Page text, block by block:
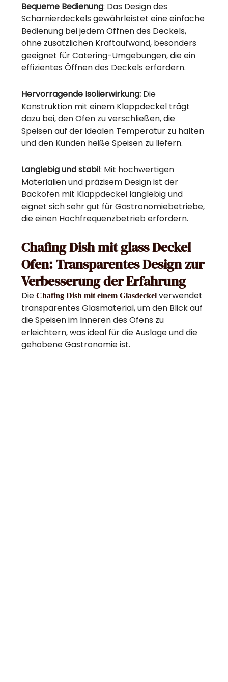
Bequeme Bedienung: Das Design des
Scharnierdeckels gewährleistet eine einfache
Bedienung bei jedem Öffnen des Deckels,
ohne zusätzlichen Kraftaufwand, besonders
geeignet für Catering-Umgebungen, die ein
effizientes Öffnen des Deckels erfordern.
Hervorragende Isolierwirkung: Die
Konstruktion mit einem Klappdeckel trägt
dazu bei, den Ofen zu verschließen, die
Speisen auf der idealen Temperatur zu halten
und den Kunden heiße Speisen zu liefern.
Langlebig und stabil: Mit hochwertigen
Materialien und präzisem Design ist der
Backofen mit Klappdeckel langlebig und
eignet sich sehr gut für Gastronomiebetriebe,
die einen Hochfrequenzbetrieb erfordern.
Chafing Dish mit glass Deckel
Ofen: Transparentes Design zur
Verbesserung der Erfahrung
Die Chafing Dish mit einem Glasdeckelverwendet
transparentes Glasmaterial, um den Blick auf
die Speisen im Inneren des Ofens zu
erleichtern, was ideal für die Auslage und die
gehobene Gastronomie ist.